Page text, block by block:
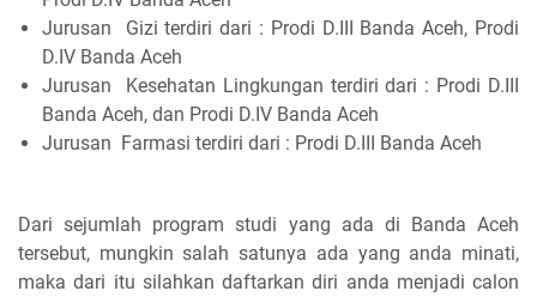
Jurusan Gizi terdiri dari : Prodi D.III Banda Aceh, Prodi
D.IV Banda Aceh
Jurusan Kesehatan Lingkungan terdiri dari : Prodi D.III
Banda Aceh, dan Prodi D.IV Banda Aceh
Jurusan Farmasi terdiri dari : Prodi D.III Banda Aceh
Dari sejumlah program studi yang ada di Banda Aceh
tersebut, mungkin salah satunya ada yang anda minati,
maka dari itu silahkan daftarkan diri anda menjadi calon